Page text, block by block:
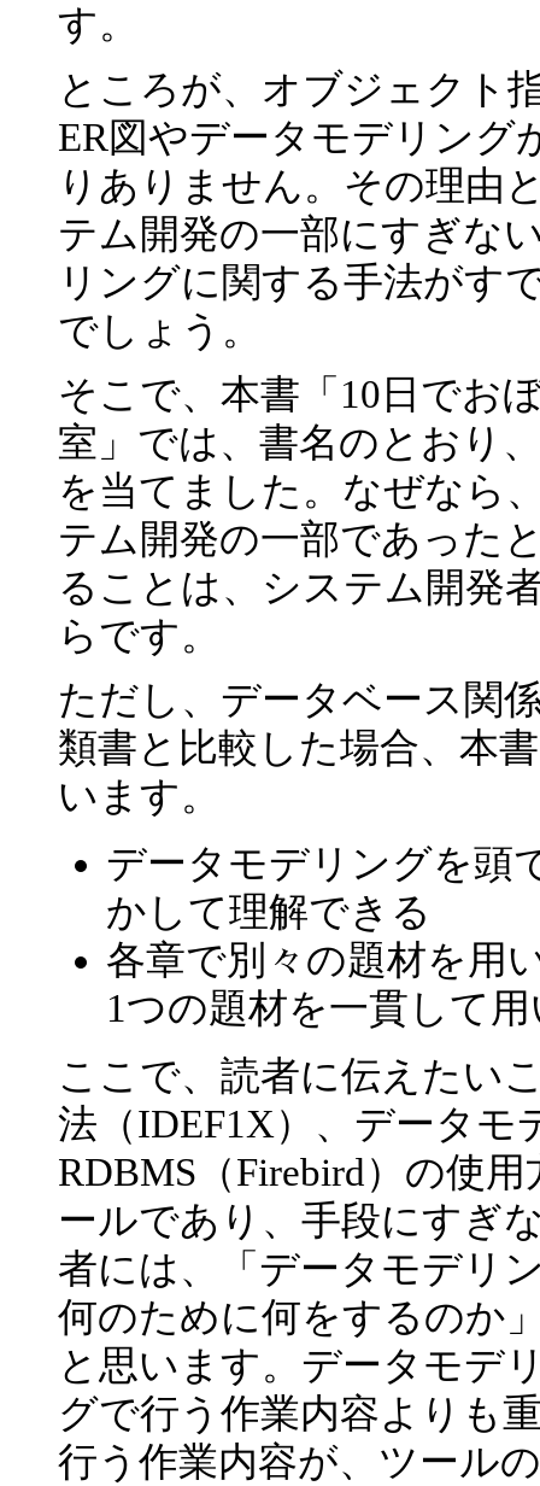
す。
ところが、オブジェクト
ER図やデータモデリング
りありません。その理由
テム開発の一部にすぎな
リングに関する手法がす
でしょう。
そこで、本書「10日でお
室」では、書名のとおり
を当てました。なぜなら
テム開発の一部であった
ることは、システム開発
らです。
ただし、データベース関
類書と比較した場合、本
います。
データモデリングを頭
かして理解できる
各章で別々の題材を用
1つの題材を一貫して
ここで、読者に伝えたい
法（IDEF1X）、データモ
RDBMS（Firebird）の使
ールであり、手段にすぎ
者には、「データモデリ
何のために何をするのか
と思います。データモデ
グで行う作業内容よりも
行う作業内容が、ツール